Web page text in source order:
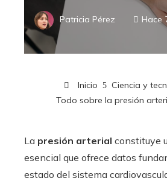
Patricia Pérez Hace
Inicio
Ciencia y
Todo sobre la presión
La presión arterial constituye
esencial que ofrece datos
estado del sistema